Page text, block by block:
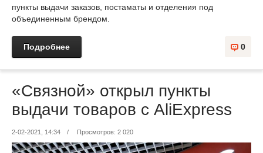
пункты выдачи заказов, постаматы и отделения под
объединенным брендом.
Подробнее 0
«Связной» открыл пункты
выдачи товаров с AliExpress
2-02-2021, 14:34 / Просмотров: 2 020